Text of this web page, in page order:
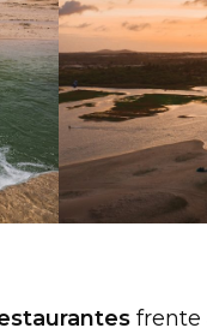
frente